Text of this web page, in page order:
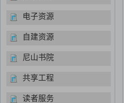
电子资源
自建资源
尼山书院
共享工程
读者服务